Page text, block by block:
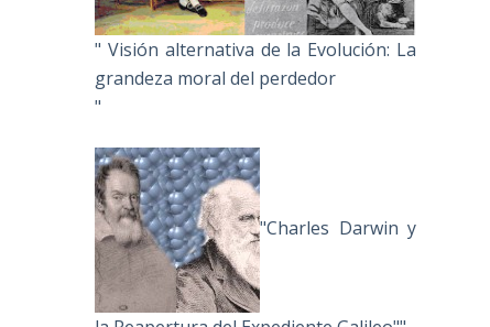
" Visión alternativa de la Evolución: La
grandeza moral del perdedor
"
"Charles Darwin y